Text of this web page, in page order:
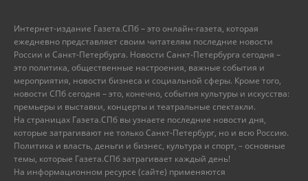
Интернет-издание Газета.СПб – это онлайн-газета, которая
ежедневно представляет своим читателям последние новости
России и Санкт-Петербурга. Новости Санкт-Петербурга сегодня –
это политика, общественные настроения, важные события и
мероприятия, новости бизнеса и социальной сферы. Кроме того,
новости СПб сегодня – это, конечно, события культуры и искусства:
премьеры и выставки, концерты и театральные спектакли.
На страницах Газета.СПб вы узнаете последние новости дня,
которые затрагивают не только Санкт-Петербург, но и всю Россию.
Политика и власть, деньги и бизнес, культура и спорт, – основные
темы, которые Газета.СПб затрагивает каждый день!
На информационном ресурсе (сайте) применяются